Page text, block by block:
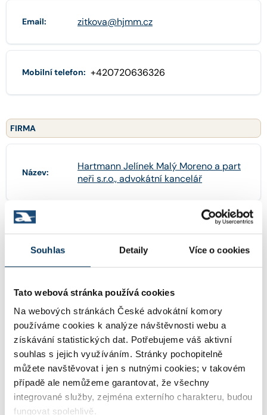
Souhlas Detaily Více o cookies
Tato webová stránka používá cookies
Na webových stránkách České advokátní komory
používáme cookies k analýze návštěvnosti webu a
získávání statistických dat. Potřebujeme váš aktivní
souhlas s jejich využíváním. Stránky pochopitelně
můžete navštěvovat i jen s nutnými cookies; v takovém
případě ale nemůžeme garantovat, že všechny
integrované služby, zejména externího charakteru, budou
fungovat spolehlivě.
Email: zitkova@hjmm.cz
Mobilní telefon: +420720636326
FIRMA
Název:
Hartmann Jelínek Malý Moreno a part
neři s.r.o., advokátní kancelář
WWW: https://www.hjmm.cz
Email: recepcepha@hjmm.cz